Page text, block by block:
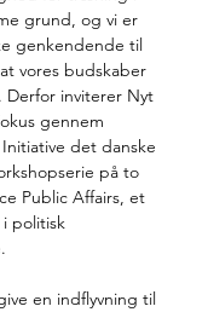
grund, og vi er
genkendende til
vores budskaber
Derfor inviterer Nyt
gennem
det danske
på to
Public Affairs, et
politisk
en indflyvning til